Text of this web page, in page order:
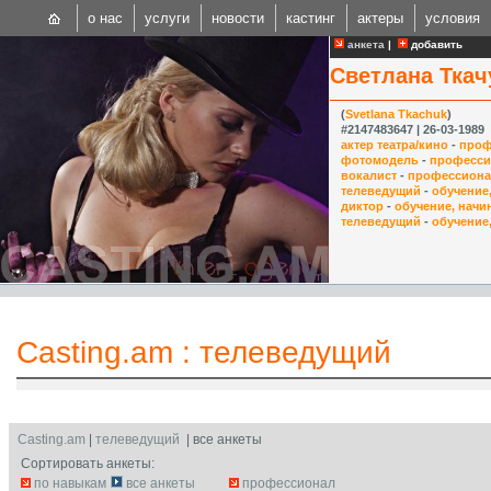
анкета | добавить
Светлана
(Svetlana Tkachuk)
#2147483647 | 26-03-1989
актер театра/кино -
фотомодель -
вокалист -
телеведущий -
диктор - обучение,
телеведущий -
Casting.am : телеведущий
Casting.am телеведущий | все анкеты
Сортировать анкеты:
по навыкам
все анкеты
профессионал
о нас услуги новости кастинг актеры условия